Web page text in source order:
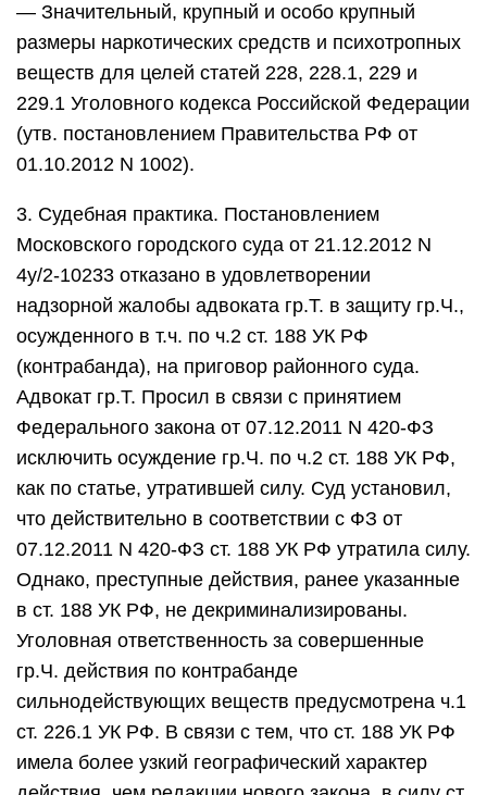
— Значительный, крупный и особо крупный
размеры наркотических средств и психотропных
веществ для целей статей 228, 228.1, 229 и
229.1 Уголовного кодекса Российской Федерации
(утв. постановлением Правительства РФ от
01.10.2012 N 1002).
3. Судебная практика. Постановлением
Московского городского суда от 21.12.2012 N
4у/2-10233 отказано в удовлетворении
надзорной жалобы адвоката гр.Т. в защиту гр.Ч.,
осужденного в т.ч. по ч.2 ст. 188 УК РФ
(контрабанда), на приговор районного суда.
Адвокат гр.Т. Просил в связи с принятием
Федерального закона от 07.12.2011 N 420-ФЗ
исключить осуждение гр.Ч. по ч.2 ст. 188 УК РФ,
как по статье, утратившей силу. Суд установил,
что действительно в соответствии с ФЗ от
07.12.2011 N 420-ФЗ ст. 188 УК РФ утратила силу.
Однако, преступные действия, ранее указанные
в ст. 188 УК РФ, не декриминализированы.
Уголовная ответственность за совершенные
гр.Ч. действия по контрабанде
сильнодействующих веществ предусмотрена ч.1
ст. 226.1 УК РФ. В связи с тем, что ст. 188 УК РФ
имела более узкий географический характер